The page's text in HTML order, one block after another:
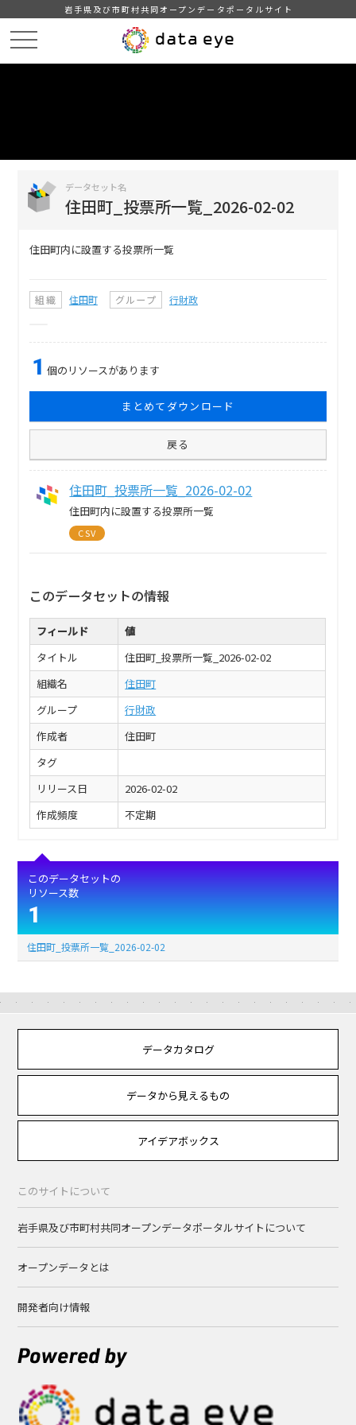
岩手県及び市町村共同オープンデータポータルサイト
データセット名
住田町_投票所一覧_2026-02-02
住田町内に設置する投票所一覧
組織 住田町 グループ 行財政
1 個のリソースがあります
まとめてダウンロード
戻る
住田町_投票所一覧_2026-02-02
住田町内に設置する投票所一覧
CSV
このデータセットの情報
フィールド
値
タイトル
住田町_投票所一覧_2026-02-02
組織名
住田町
グループ
行財政
作成者
住田町
タグ
リリース日
2026-02-02
作成頻度
不定期
このデータセットの
リソース数
1
住田町_投票所一覧_2026-02-02
データカタログ
データから見えるもの
アイデアボックス
このサイトについて
岩手県及び市町村共同オープンデータポータルサイトについて
オープンデータとは
開発者向け情報